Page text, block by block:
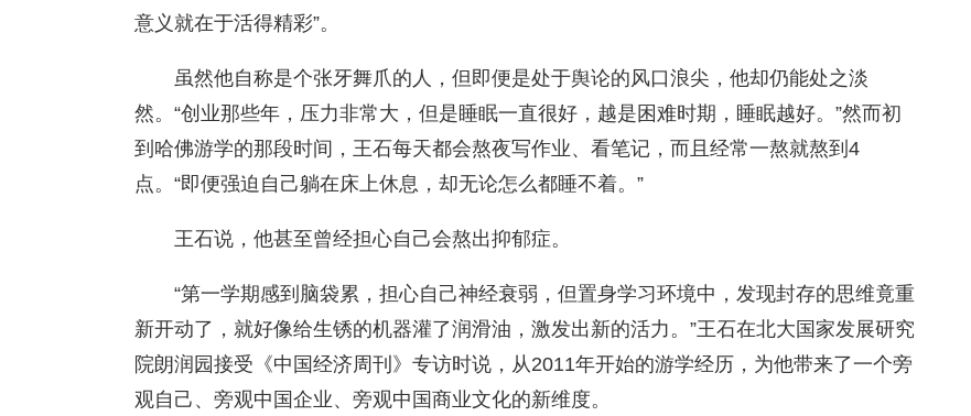
意义就在于活得精彩”。
虽然他自称是个张牙舞爪的人，但即便是处于舆论的风口浪尖，他却仍能处之淡
然。“创业那些年，压力非常大，但是睡眠一直很好，越是困难时期，睡眠越好。”然而初
到哈佛游学的那段时间，王石每天都会熬夜写作业、看笔记，而且经常一熬就熬到4
点。“即便强迫自己躺在床上休息，却无论怎么都睡不着。”
王石说，他甚至曾经担心自己会熬出抑郁症。
“第一学期感到脑袋累，担心自己神经衰弱，但置身学习环境中，发现封存的思维竟重
新开动了，就好像给生锈的机器灌了润滑油，激发出新的活力。”王石在北大国家发展研究
院朗润园接受《中国经济周刊》专访时说，从2011年开始的游学经历，为他带来了一个旁
观自己、旁观中国企业、旁观中国商业文化的新维度。